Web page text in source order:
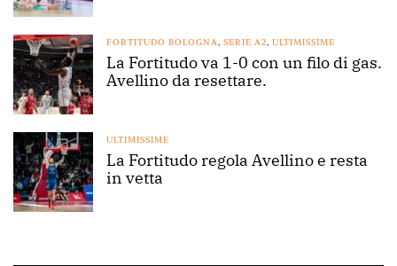
FORTITUDO BOLOGNA, SERIE A2, ULTIMISSIME
La Fortitudo va 1-0 con un filo di gas.
Avellino da resettare.
ULTIMISSIME
La Fortitudo regola Avellino e resta
in vetta